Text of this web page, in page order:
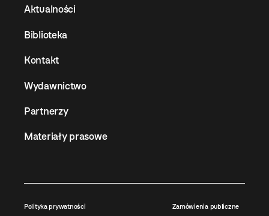
Aktualności
Biblioteka
Kontakt
Wydawnictwo
Partnerzy
Materiały prasowe
Polityka prywatności Zamówienia publiczne